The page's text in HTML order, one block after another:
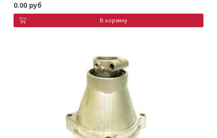
0.00 руб
В корзину